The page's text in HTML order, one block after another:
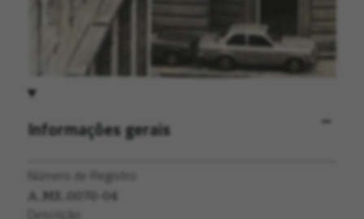
Informações gerais
Número de Registro
A.ME.0070-04
Descrição